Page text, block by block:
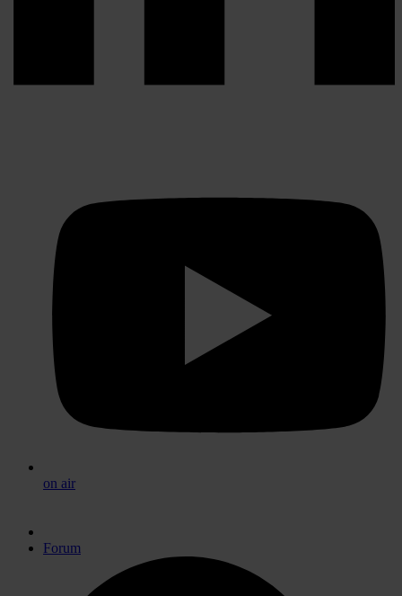
on air
Forum